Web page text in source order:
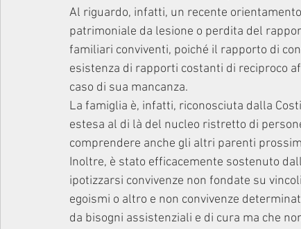
Al riguardo, infatti, un recente
patrimoniale da lesione o perdita del
familiari conviventi, poiché il rapporto di
esistenza di rapporti costanti di reciproco
caso di sua mancanza.
La famiglia è, infatti, riconosciuta dalla
estesa al di là del nucleo ristretto di
comprendere anche gli altri parenti
Inoltre, è stato efficacemente sostenuto
ipotizzarsi convivenze non fondate su
egoismi o altro e non convivenze
da bisogni assistenziali e di cura ma che